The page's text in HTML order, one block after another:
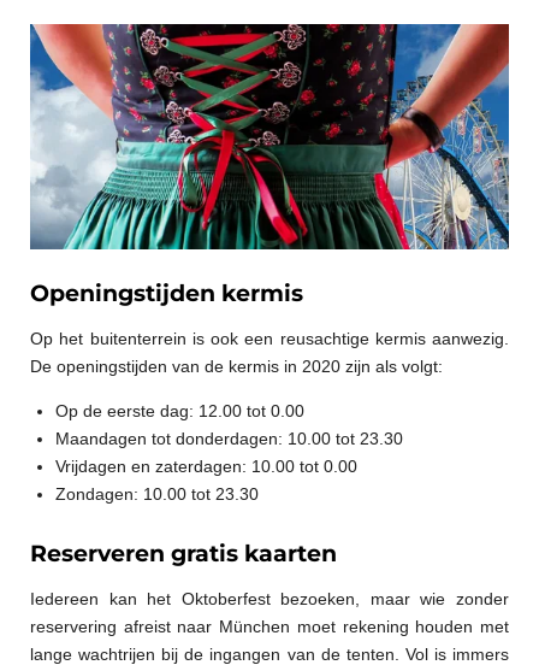
Openingstijden kermis
Op het buitenterrein is ook een reusachtige kermis aanwezig.
De openingstijden van de kermis in 2020 zijn als volgt:
Op de eerste dag: 12.00 tot 0.00
Maandagen tot donderdagen: 10.00 tot 23.30
Vrijdagen en zaterdagen: 10.00 tot 0.00
Zondagen: 10.00 tot 23.30
Reserveren gratis kaarten
Iedereen kan het Oktoberfest bezoeken, maar wie zonder
reservering afreist naar München moet rekening houden met
lange wachtrijen bij de ingangen van de tenten. Vol is immers